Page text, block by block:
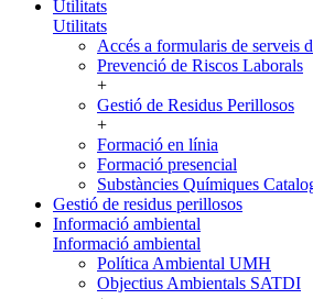
Utilitats
Utilitats
Accés a formularis de serveis
Prevenció de Riscos Laborals
+
Gestió de Residus Perillosos
+
Formació en línia
Formació presencial
Substàncies Químiques
Gestió de residus perillosos
Informació ambiental
Informació ambiental
Política Ambiental UMH
Objectius Ambientals SATDI